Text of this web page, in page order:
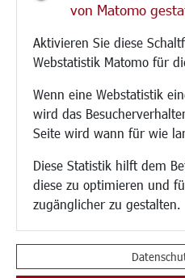
von Matomo
Aktivieren Sie diese
Webstatistik Matomo für
Wenn eine Webstatistik
wird das
Seite wird wann für wie
Diese Statistik hilft dem
diese zu optimieren und
zugänglicher zu gestalten.
Neue Stadthalle Langen
Stadtporträt
Musikschule
Volkshochschule
Stadtbücherei
Hotels/Unterkünfte
Gastronomie
Kunstszene
Sport